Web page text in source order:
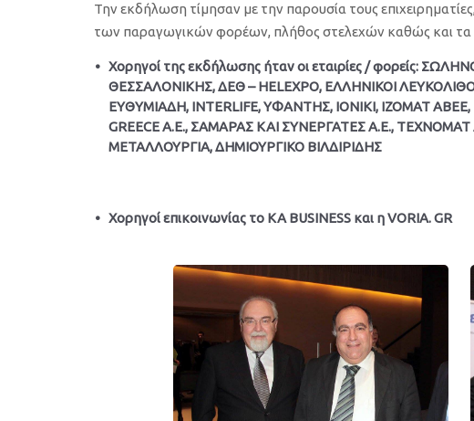
Την εκδήλωση τίμησαν με την παρουσία τους
των παραγωγικών φορέων, πλήθος στελεχών καθώς και τα
Χορηγοί της εκδήλωσης ήταν οι εταιρίες / φορείς:
ΘΕΣΣΑΛΟΝΙΚΗΣ, ΔΕΘ – HELEXPO, ΕΛΛΗΝΙΚΟΙ
ΕΥΘΥΜΙΑΔΗ, INTERLIFE, YΦΑΝΤΗΣ, ΙΟΝΙΚΙ, ΙΖΟΜΑΤ
GREECE A.E., ΣΑΜΑΡΑΣ ΚΑΙ ΣΥΝΕΡΓΑΤΕΣ Α.Ε.,
ΜΕΤΑΛΛΟΥΡΓΙΑ, ΔΗΜΙΟΥΡΓΙΚΟ ΒΙΛΔΙΡΙΔΗΣ
Χορηγοί επικοινωνίας το ΚΑ BUSINESS και η VORIA. GR